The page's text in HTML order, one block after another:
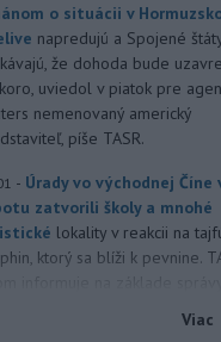
o situácii v
napredujú a Spojené
že dohoda bude
uviedol v piatok pre
nemenovaný americký
píše TASR.
- Úrady vo východnej Číne
zatvorili školy a mnohé
lokality v reakcii na
ktorý sa blíži k pevnine.
Viac